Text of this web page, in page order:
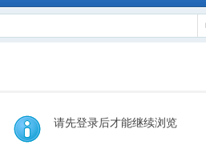
请先登录后才能继续浏览